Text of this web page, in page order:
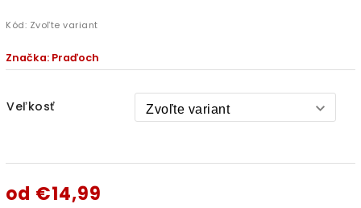
Kód: Zvoľte variant
Značka: Praďoch
Veľkosť
od €14,99